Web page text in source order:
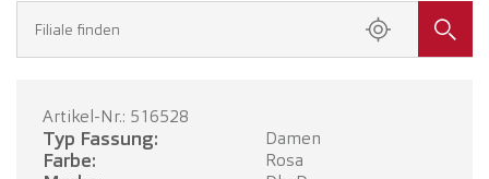
Filiale finden
Artikel-Nr.: 516528
Typ Fassung: Damen
Farbe: Rosa